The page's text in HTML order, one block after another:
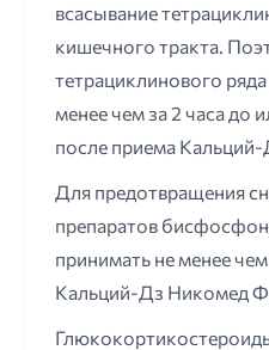
всасывание
кишечного тракта.
тетрациклинового
менее чем за 2 часа до
после приема
Для предотвращения
препаратов
принимать не менее
Кальций-Дз Никомед